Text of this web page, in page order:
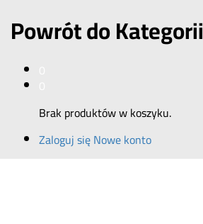
Powrót doKategorii
Brak produktów w koszyku.
Zaloguj sięNowe konto